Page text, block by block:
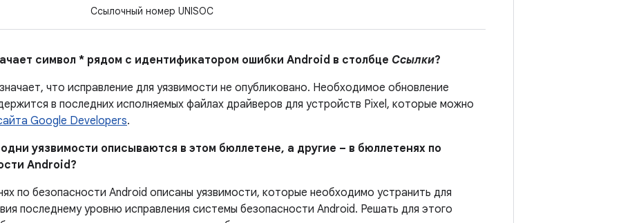
Ссылочный номер UNISOC
символ * рядом с идентификатором ошибки Android в столбце Ссылки?
что исправление для уязвимости не опубликовано. Необходимое обновление
в последних исполняемых файлах драйверов для устройств Pixel, которые можно
Google Developers.
уязвимости описываются в этом бюллетене, а другие – в бюллетенях по
Android?
по безопасности Android описаны уязвимости, которые необходимо устранить для
последнему уровню исправления системы безопасности Android. Решать для этого